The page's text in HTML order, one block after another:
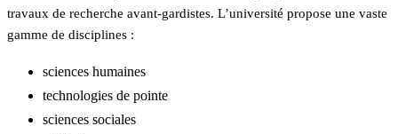
travaux de recherche avant-gardistes. L’université propose une vaste
gamme de disciplines :
sciences humaines
technologies de pointe
sciences sociales